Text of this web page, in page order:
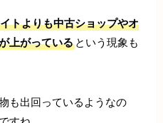
トよりも中古ショップやオ
上がっている という現象も
も出回っているようなの